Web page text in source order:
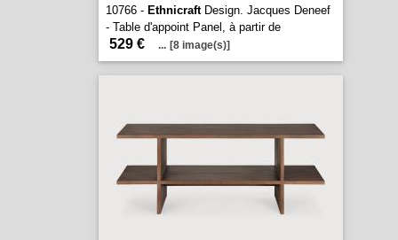
10766 - EthnicraftDesign. Jacques Deneef
- Table d'appoint Panel, à partir de
529 € ... [8 image(s)]